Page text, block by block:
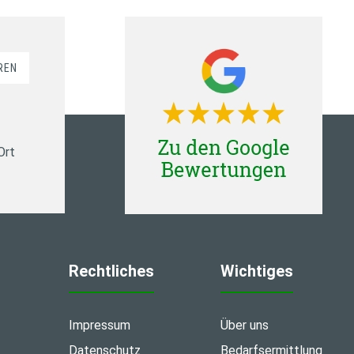
Rechtliches
Impressum
Datenschutz
Wichtiges
Über uns
Bedarfsermittlung